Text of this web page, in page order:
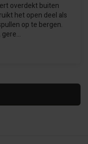
overdekt buiten
het open deel als
op te bergen.